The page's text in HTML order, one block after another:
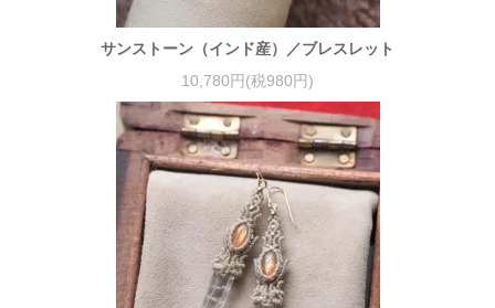
サンストーン（インド産）／ブレスレット
10,780円(税980円)